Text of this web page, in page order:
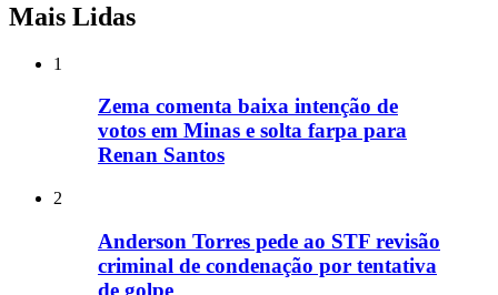
Mais Lidas
1
Zema comenta baixa intenção de
votos em Minas e solta farpa para
Renan Santos
2
Anderson Torres pede ao STF revisão
criminal de condenação por tentativa
de golpe